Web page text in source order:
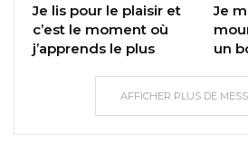
Je lis pour le plaisir et
c’est le moment où
j’apprends le plus
Je
un
AFFICHER PLUS DE